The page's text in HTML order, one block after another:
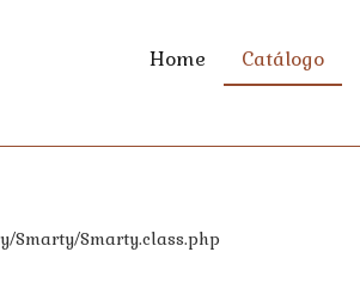
Smarty/Smarty.class.php
Home Catálogo